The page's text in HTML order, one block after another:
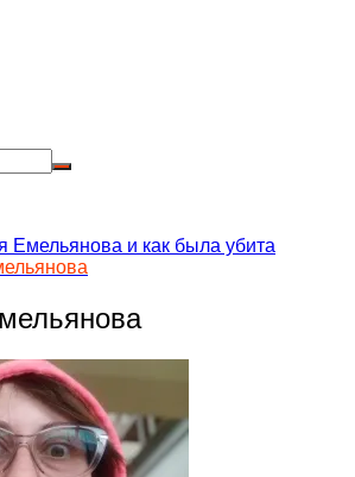
Емельянова и как была убита